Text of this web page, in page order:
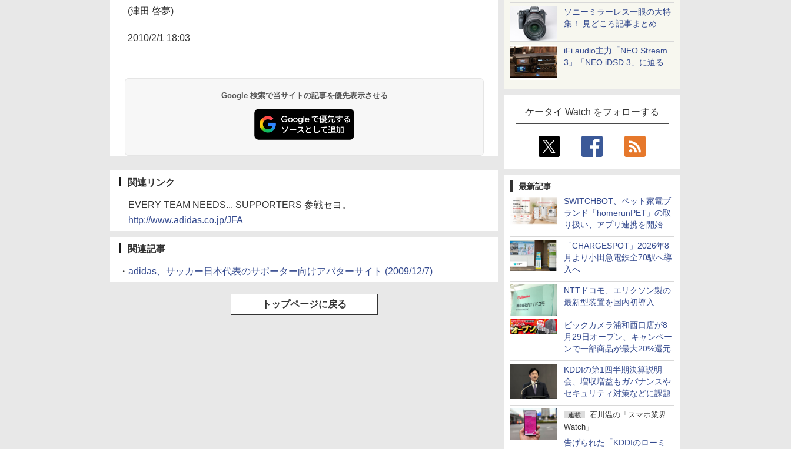
ソニーミラーレス一眼の大特
集！ 見どころ記事まとめ
iFi audio主力「NEO Stream
3」「NEO iDSD 3」に迫る
ケータイ Watch をフォローする
最新記事
SWITCHBOT、ペット家電ブ
ランド「homerunPET」の取
り扱い、アプリ連携を開始
「CHARGESPOT」2026年8
月より小田急電鉄全70駅へ導
入へ
NTTドコモ、エリクソン製の
最新型装置を国内初導入
ビックカメラ浦和西口店が8
月29日オープン、キャンペー
ンで一部商品が最大20%還元
KDDIの第1四半期決算説明
会、増収増益もガバナンスや
セキュリティ対策などに課題
連載
石川温の「スマホ業界
Watch」
告げられた「KDDIのローミ
(津田 啓夢)
2010/2/1 18:03
Google 検索で当サイトの記事を優先表示させる
関連リンク
EVERY TEAM NEEDS... SUPPORTERS 参戦セヨ。
http://www.adidas.co.jp/JFA
関連記事
・ adidas、サッカー日本代表のサポーター向けアバターサイト (2009/12/7)
トップページに戻る